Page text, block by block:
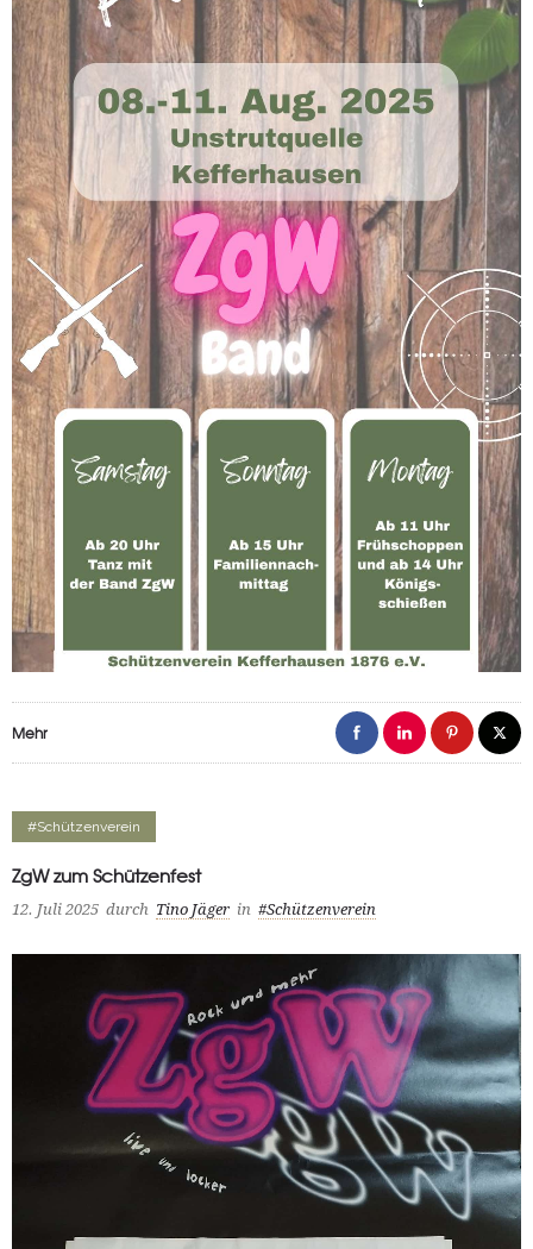
Mehr
#Schützenverein
ZgW zum Schützenfest
12. Juli 2025 durch Tino Jäger in #Schützenverein